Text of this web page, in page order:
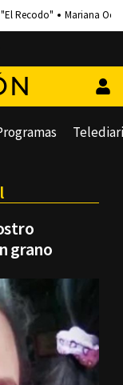
"El Recodo" Mariana
grano